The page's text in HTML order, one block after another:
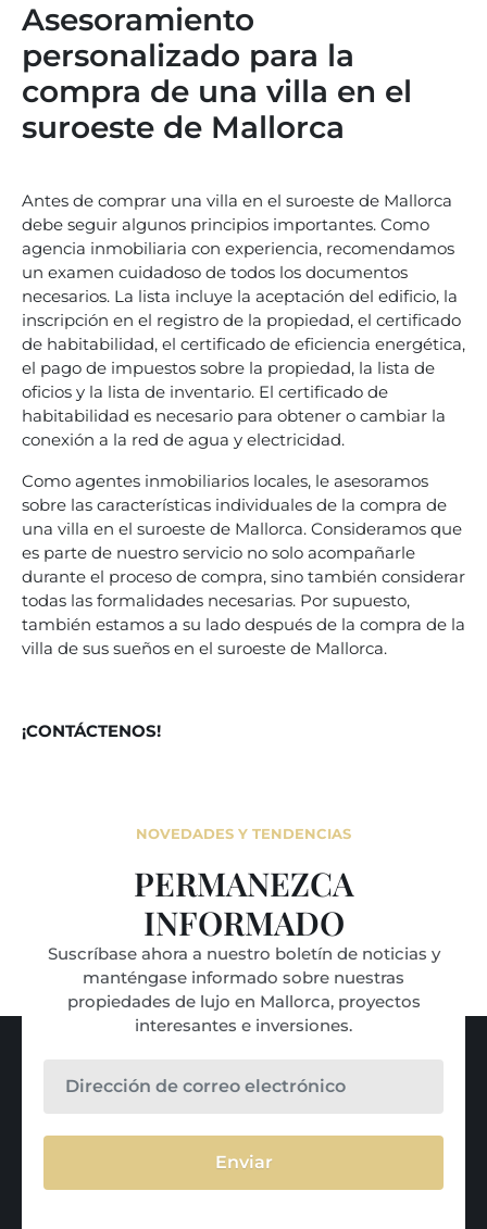
Asesoramiento
personalizado para la
compra de una villa en el
suroeste de Mallorca
Antes de comprar una villa en el suroeste de Mallorca
debe seguir algunos principios importantes. Como
agencia inmobiliaria con experiencia, recomendamos
un examen cuidadoso de todos los documentos
necesarios. La lista incluye la aceptación del edificio, la
inscripción en el registro de la propiedad, el certificado
de habitabilidad, el certificado de eficiencia energética,
el pago de impuestos sobre la propiedad, la lista de
oficios y la lista de inventario. El certificado de
habitabilidad es necesario para obtener o cambiar la
conexión a la red de agua y electricidad.
Como agentes inmobiliarios locales, le asesoramos
sobre las características individuales de la compra de
una villa en el suroeste de Mallorca. Consideramos que
es parte de nuestro servicio no solo acompañarle
durante el proceso de compra, sino también considerar
todas las formalidades necesarias. Por supuesto,
también estamos a su lado después de la compra de la
villa de sus sueños en el suroeste de Mallorca.
¡CONTÁCTENOS!
NOVEDADES Y TENDENCIAS
PERMANEZCA
INFORMADO
Suscríbase ahora a nuestro boletín de noticias y
manténgase informado sobre nuestras
propiedades de lujo en Mallorca, proyectos
interesantes e inversiones.
Enviar